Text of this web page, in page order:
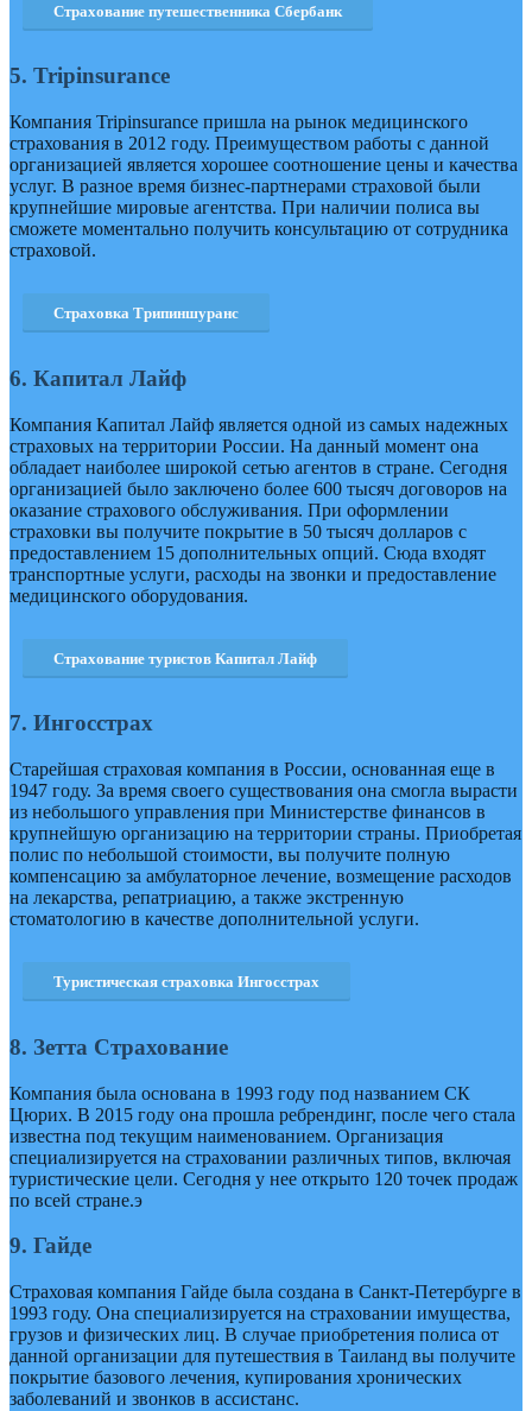
Страхование путешественника Сбербанк
5. Tripinsurance
Компания Tripinsurance пришла на рынок медицинского
страхования в 2012 году. Преимуществом работы с данной
организацией является хорошее соотношение цены и качества
услуг. В разное время бизнес-партнерами страховой были
крупнейшие мировые агентства. При наличии полиса вы
сможете моментально получить консультацию от сотрудника
страховой.
Страховка Трипиншуранс
6. Капитал Лайф
Компания Капитал Лайф является одной из самых надежных
страховых на территории России. На данный момент она
обладает наиболее широкой сетью агентов в стране. Сегодня
организацией было заключено более 600 тысяч договоров на
оказание страхового обслуживания. При оформлении
страховки вы получите покрытие в 50 тысяч долларов с
предоставлением 15 дополнительных опций. Сюда входят
транспортные услуги, расходы на звонки и предоставление
медицинского оборудования.
Страхование туристов Капитал Лайф
7. Ингосстрах
Старейшая страховая компания в России, основанная еще в
1947 году. За время своего существования она смогла вырасти
из небольшого управления при Министерстве финансов в
крупнейшую организацию на территории страны. Приобретая
полис по небольшой стоимости, вы получите полную
компенсацию за амбулаторное лечение, возмещение расходов
на лекарства, репатриацию, а также экстренную
стоматологию в качестве дополнительной услуги.
Туристическая страховка Ингосстрах
8. Зетта Страхование
Компания была основана в 1993 году под названием СК
Цюрих. В 2015 году она прошла ребрендинг, после чего стала
известна под текущим наименованием. Организация
специализируется на страховании различных типов, включая
туристические цели. Сегодня у нее открыто 120 точек продаж
по всей стране.э
9. Гайде
Страховая компания Гайде была создана в Санкт-Петербурге в
1993 году. Она специализируется на страховании имущества,
грузов и физических лиц. В случае приобретения полиса от
данной организации для путешествия в Таиланд вы получите
покрытие базового лечения, купирования хронических
заболеваний и звонков в ассистанс.